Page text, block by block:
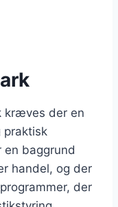
kræves der en
praktisk
en baggrund
handel, og der
der